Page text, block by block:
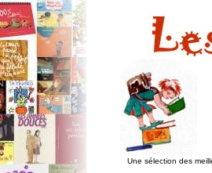
Une sélection des